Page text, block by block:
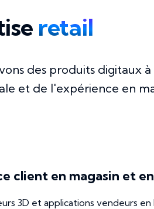
retail
des produits digitaux
et de l'expérience en
client en magasin et
3D et applications vendeurs